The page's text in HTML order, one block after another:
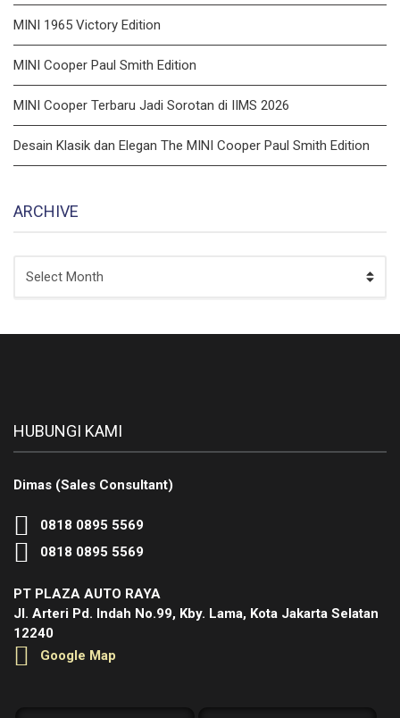
MINI 1965 Victory Edition
MINI Cooper Paul Smith Edition
MINI Cooper Terbaru Jadi Sorotan di IIMS 2026
Desain Klasik dan Elegan The MINI Cooper Paul Smith Edition
ARCHIVE
HUBUNGI KAMI
Dimas (Sales Consultant)
0818 0895 5569
0818 0895 5569
PT PLAZA AUTO RAYA
Jl. Arteri Pd. Indah No.99, Kby. Lama, Kota Jakarta Selatan
12240
Google Map